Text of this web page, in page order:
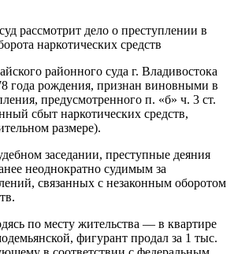
Валентинович
Александрович15.03.2026
районного суда г. Владивостока
года рождения, признан виновными в
предусмотренного п. «б» ч. 3 ст.
сбыт наркотических средств,
размере).
заседании, преступные деяния
неоднократно судимым за
связанных с незаконным оборотом
по месту жительства — в квартире
фигурант продал за 1 тыс.